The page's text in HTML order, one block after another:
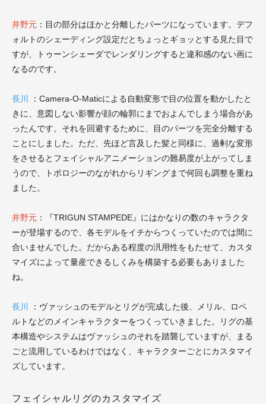
井野元 ：目の部分はほかと分離したパーツになっています。デフ
ォルトのシェーディング設定だとちょっとギョッとする見た目で
すが、トゥーンシェーダでレンダリングすると違和感のない画に
なるのです。
長川
：Camera-O-Maticによる自動変形で目の位置を動かしたと
きに、意図しない影響が顔の輪郭にまでおよんでしまう場合があ
ったんです。それを回避するために、目のパーツを完全分離する
ことにしました。ただ、先ほど言及した髪と同様に、過剰な変形
をさせるとフェイシャルアニメーションの難易度が上がってしま
うので、トポロジーのながれからリギングまで何回も調整を重ね
ました。
井野元 ：『TRIGUN STAMPEDE』にはかなりの数のキャラクタ
ーが登場するので、各モデルをイチからつくっていたのでは間に
合いませんでした。だからある程度の汎用性をもたせて、カスタ
マイズによって量産できるしくみを構築する必要もありました
ね。
長川
：ヴァッシュのモデルとリグが完成した後、メリル、ロベ
ルトなどのメインキャラクターをつくっていきました。リグの基
本構造やシステムはヴァッシュのそれを踏襲していますが、まる
ごと流用しているわけではなく、キャラクターごとにカスタマイ
ズしています。
フェイシャルリグのカスタマイズ